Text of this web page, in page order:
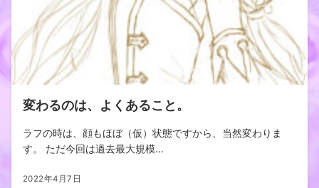
変わるのは、よくあること。
ラフの時は、顔もほぼ（仮）状態ですから、当然変わりま
す。 ただ今回は過去最大規模...
2022年4月7日